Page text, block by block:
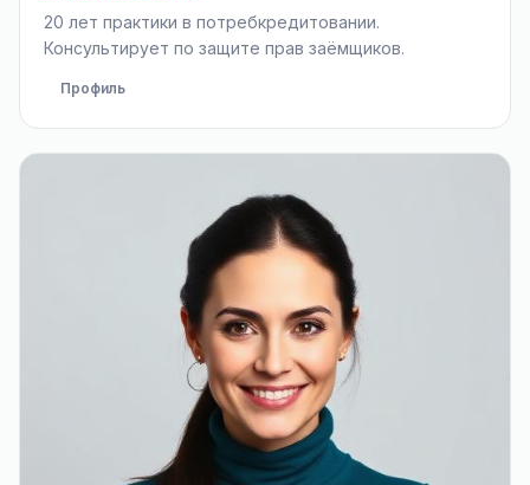
20 лет практики в потребкредитовании.
Консультирует по защите прав заёмщиков.
Профиль